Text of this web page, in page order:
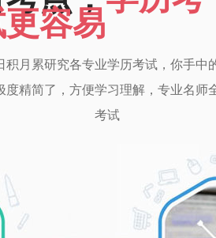
容易
积月累研究各专业学历考试，你手中
度精简了，方便学习理解，专业名师
考试